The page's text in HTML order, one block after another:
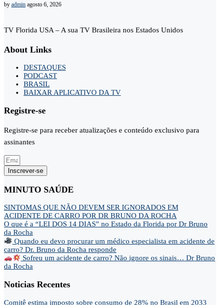
by admin agosto 6, 2026
TV Florida USA – A sua TV Brasileira nos Estados Unidos
About Links
DESTAQUES
PODCAST
BRASIL
BAIXAR APLICATIVO DA TV
Registre-se
Registre-se para receber atualizações e conteúdo exclusivo para
assinantes
Inscrever-se
MINUTO SAÚDE
SINTOMAS QUE NÃO DEVEM SER IGNORADOS EM
ACIDENTE DE CARRO POR DR BRUNO DA ROCHA
O que é a “LEI DOS 14 DIAS” no Estado da Florida por Dr Bruno
da Rocha
Quando eu devo procurar um médico especialista em acidente de
carro? Dr. Bruno da Rocha responde
Sofreu um acidente de carro? Não ignore os sinais… Dr Bruno
da Rocha
Noticias Recentes
Comitê estima imposto sobre consumo de 28% no Brasil em 2033